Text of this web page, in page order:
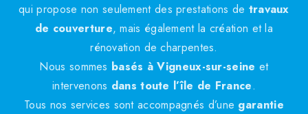
qui propose non seulement des prestations de travaux
de couverture, mais également la création et la
rénovation de charpentes.
Nous sommes basés à Vigneux-sur-seine et
intervenons dans toute l’île de France.
Tous nos services sont accompagnés d’une garantie